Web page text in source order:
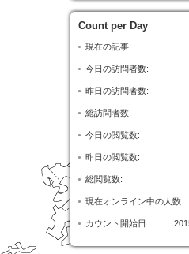
Count per Day
現在の記事:
今日の訪問者数:
昨日の訪問者数:
総訪問者数:
今日の閲覧数:
昨日の閲覧数:
総閲覧数:
現在オンライン中の人数:
カウント開始日: